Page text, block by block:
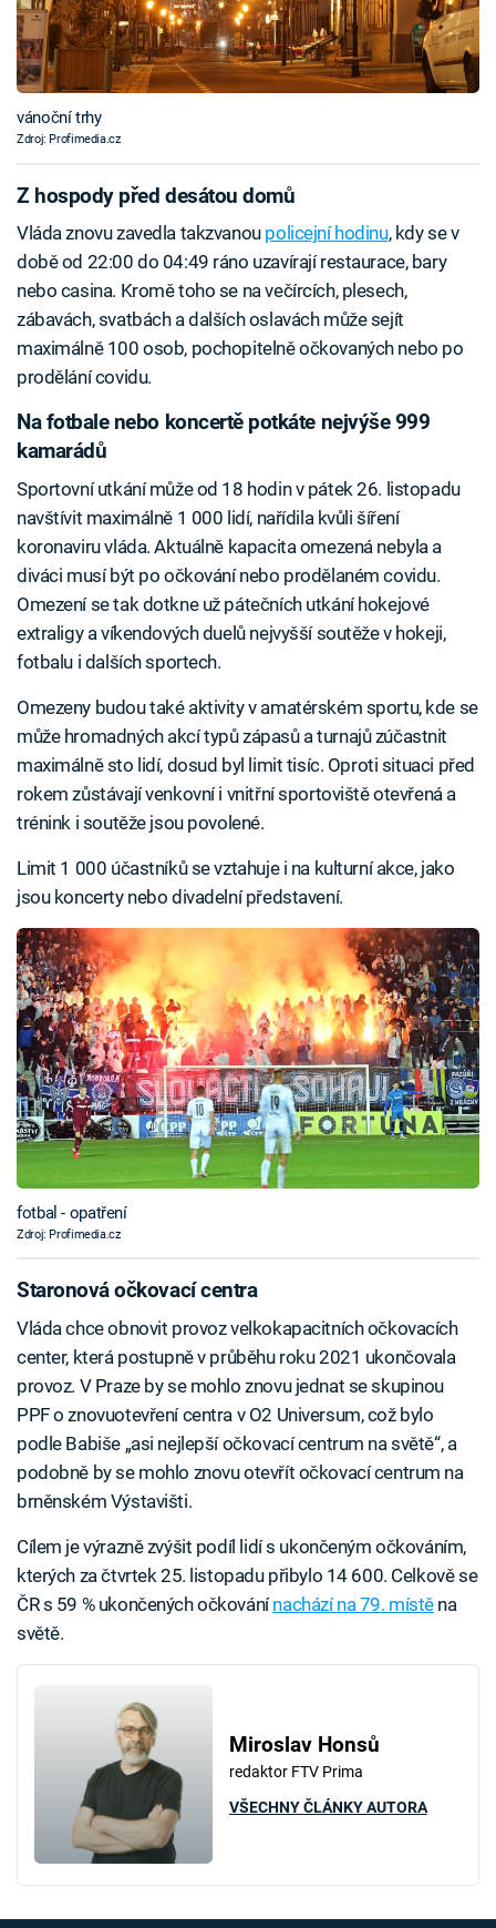
vánoční trhy
Zdroj: Profimedia.cz
Z hospody před desátou domů
Vláda znovu zavedla takzvanou policejní hodinu, kdy se v
době od 22:00 do 04:49 ráno uzavírají restaurace, bary
nebo casina. Kromě toho se na večírcích, plesech,
zábavách, svatbách a dalších oslavách může sejít
maximálně 100 osob, pochopitelně očkovaných nebo po
prodělání covidu.
Na fotbale nebo koncertě potkáte nejvýše 999
kamarádů
Sportovní utkání může od 18 hodin v pátek 26. listopadu
navštívit maximálně 1 000 lidí, nařídila kvůli šíření
koronaviru vláda. Aktuálně kapacita omezená nebyla a
diváci musí být po očkování nebo prodělaném covidu.
Omezení se tak dotkne už pátečních utkání hokejové
extraligy a víkendových duelů nejvyšší soutěže v hokeji,
fotbalu i dalších sportech.
Omezeny budou také aktivity v amatérském sportu, kde se
může hromadných akcí typů zápasů a turnajů zúčastnit
maximálně sto lidí, dosud byl limit tisíc. Oproti situaci před
rokem zůstávají venkovní i vnitřní sportoviště otevřená a
trénink i soutěže jsou povolené.
Limit 1 000 účastníků se vztahuje i na kulturní akce, jako
jsou koncerty nebo divadelní představení.
fotbal - opatření
Zdroj: Profimedia.cz
Staronová očkovací centra
Vláda chce obnovit provoz velkokapacitních očkovacích
center, která postupně v průběhu roku 2021 ukončovala
provoz. V Praze by se mohlo znovu jednat se skupinou
PPF o znovuotevření centra v O2 Universum, což bylo
podle Babiše „asi nejlepší očkovací centrum na světě“, a
podobně by se mohlo znovu otevřít očkovací centrum na
brněnském Výstavišti.
Cílem je výrazně zvýšit podíl lidí s ukončeným očkováním,
kterých za čtvrtek 25. listopadu přibylo 14 600. Celkově se
ČR s 59 % ukončených očkovánínachází na 79. místěna
světě.
Miroslav Honsů
redaktor FTV Prima
VŠECHNY ČLÁNKY AUTORA